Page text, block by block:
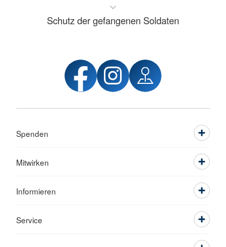
Schutz der gefangenen Soldaten
Spenden
Mitwirken
Informieren
Service